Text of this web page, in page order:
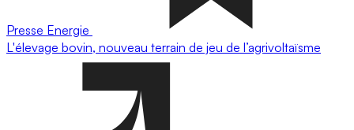
Presse Energie
L'élevage bovin, nouveau terrain de jeu de l’agrivoltaïsme